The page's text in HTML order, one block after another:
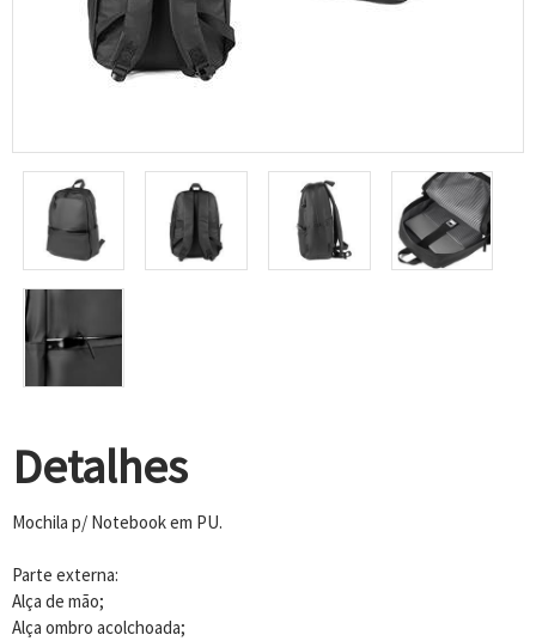
Detalhes
Mochila p/ Notebook em PU.
Parte externa:
Alça de mão;
Alça ombro acolchoada;